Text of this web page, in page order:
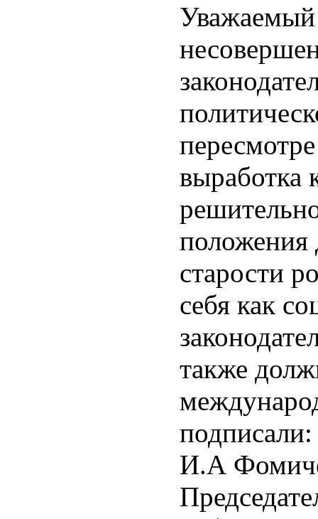
выработка
положения
старости
себя как
также
подписали:
И.А